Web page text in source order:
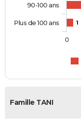
1
90-100 ans
Plus de 100 ans
0
Famille TANI